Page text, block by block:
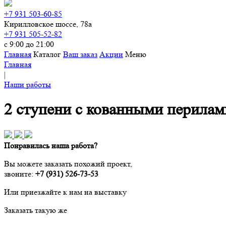
+7 931 503-60-85
Кирилловское шоссе, 78а
+7 931 505-52-82
с 9:00 до 21:00
Главная Каталог Ваш заказ Акции Меню
Главная
|
Наши работы
2 ступени с кованными
Понравилась наша работа?
Вы можете заказать похожий проект,
звоните: +7 (931) 526-73-53
Или приезжайте к нам на выставку
Заказать такую же